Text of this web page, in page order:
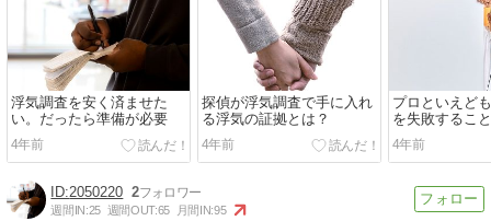
浮気調査を安く済ませた
い。だったら準備が必要
4年前
探偵が浮気調査で手に入れ
る浮気の証拠とは？
4年前
プロといえど
を失敗するこ
4年前
2050220 2
週間IN:25 週間OUT:65 月間IN:95